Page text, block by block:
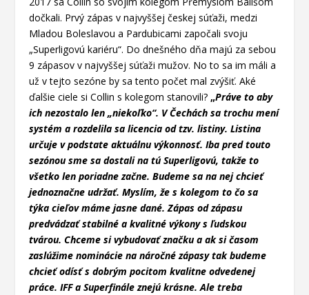
dočkali. Prvý zápas v najvyššej českej súťaži, medzi
Mladou Boleslavou a Pardubicami započali svoju
„Superligovú kariéru“. Do dnešného dňa majú za sebou
9 zápasov v najvyššej súťaži mužov. No to sa im máli a
už v tejto sezóne by sa tento počet mal zvýšiť. Aké
ďalšie ciele si Collin s kolegom stanovili? „Práve to aby
ich nezostalo len „niekoľko“. V Čechách sa trochu mení
systém a rozdelila sa licencia od tzv. listiny. Listina
určuje v podstate aktuálnu výkonnosť. Iba pred touto
sezónou sme sa dostali na tú Superligovú, takže to
všetko len poriadne začne. Budeme sa na nej chcieť
jednoznačne udržať. Myslím, že s kolegom to čo sa
týka cieľov máme jasne dané. Zápas od zápasu
predvádzať stabilné a kvalitné výkony s ľudskou
tvárou. Chceme si vybudovať značku a ak si časom
zaslúžime nominácie na náročné zápasy tak budeme
chcieť odísť s dobrým pocitom kvalitne odvedenej
práce. IFF a Superfinále znejú krásne. Ale treba